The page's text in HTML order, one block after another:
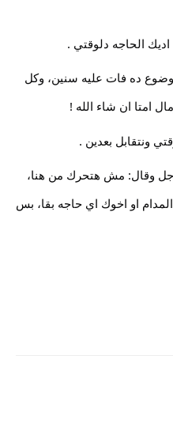
الحاجه دلوقتي .
ده فات عليه سنين، وكل
امتا ان شاء الله !
ونتقابل بعدين .
وقال: مش هتحرك من هنا،
او اخوك اي حاجه بقا، بس